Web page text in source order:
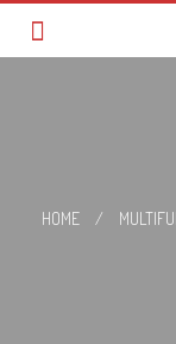
HOME /